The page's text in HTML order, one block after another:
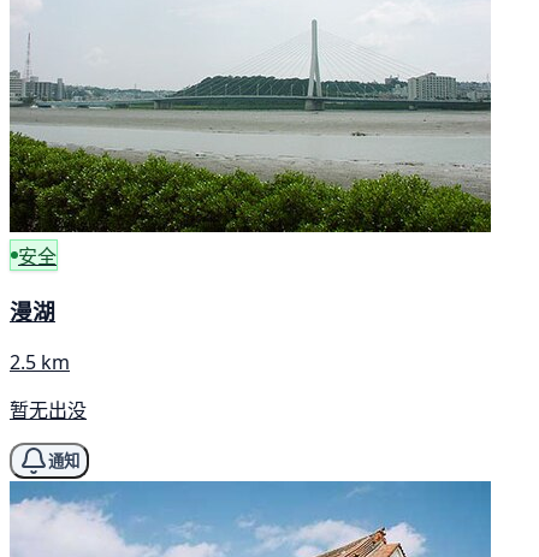
安全
漫湖
2.5 km
暂无出没
通知